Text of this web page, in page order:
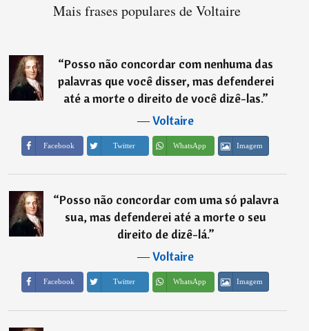
Mais frases populares de Voltaire
“Posso não concordar com nenhuma das
palavras que você disser, mas defenderei
até a morte o direito de você dizê-las.”
―Voltaire
Facebook Twitter WhatsApp Imagem
“Posso não concordar com uma só palavra
sua, mas defenderei até a morte o seu
direito de dizê-lá.”
―Voltaire
Facebook Twitter WhatsApp Imagem